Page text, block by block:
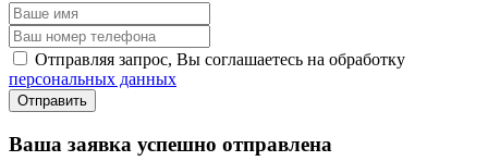
Отправляя запрос, Вы соглашаетесь на обработку
персональных данных
Ваша заявка успешно отправлена